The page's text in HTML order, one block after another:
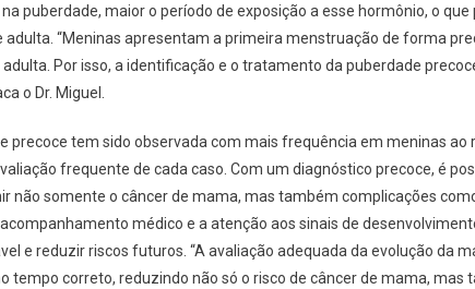
puberdade, maior o período de exposição a esse hormônio, o que
adulta. “Meninas apresentam a primeira menstruação de forma
Por isso, a identificação e o tratamento da puberdade
o Dr. Miguel.
precoce tem sido observada com mais frequência em meninas ao
frequente de cada caso. Com um diagnóstico precoce, é
não somente o câncer de mama, mas também complicações
médico e a atenção aos sinais de
e reduzir riscos futuros. “A avaliação adequada da evolução da
tempo correto, reduzindo não só o risco de câncer de mama, mas